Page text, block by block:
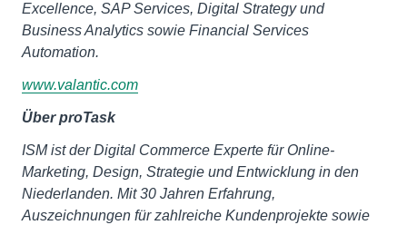
Excellence, SAP Services, Digital Strategy und
Business Analytics sowie Financial Services
Automation.
www.valantic.com
Über proTask
ISM ist der Digital Commerce Experte für Online-
Marketing, Design, Strategie und Entwicklung in den
Niederlanden. Mit 30 Jahren Erfahrung,
Auszeichnungen für zahlreiche Kundenprojekte sowie